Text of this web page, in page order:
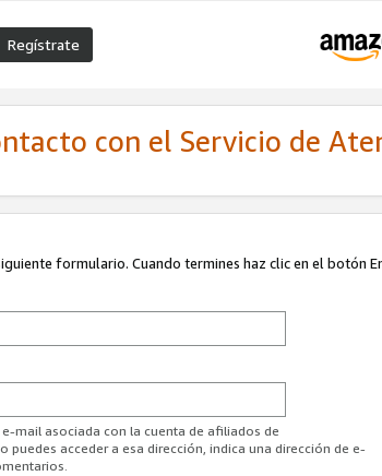
Regístrate
con el Servicio de
formulario. Cuando termines haz clic en el botón
mail asociada con la cuenta de afiliados de
puedes acceder a esa dirección, indica una dirección de e-